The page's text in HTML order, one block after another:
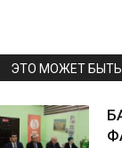
ЭТО МОЖЕТ БЫТЬ